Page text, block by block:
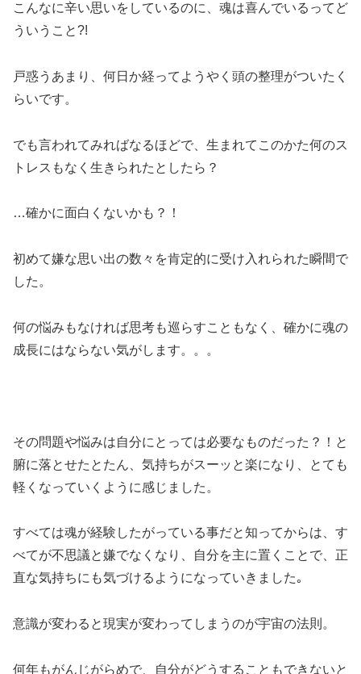
こんなに辛い思いをしているのに、魂は喜んでいるってど
ういうこと?!
戸惑うあまり、何日か経ってようやく頭の整理がついたく
らいです。
でも言われてみればなるほどで、生まれてこのかた何のス
トレスもなく生きられたとしたら？
…確かに面白くないかも？！
初めて嫌な思い出の数々を肯定的に受け入れられた瞬間で
した。
何の悩みもなければ思考も巡らすこともなく、確かに魂の
成長にはならない気がします。。。
その問題や悩みは自分にとっては必要なものだった？！と
腑に落とせたとたん、気持ちがスーッと楽になり、とても
軽くなっていくように感じました。
すべては魂が経験したがっている事だと知ってからは、す
べてが不思議と嫌でなくなり、自分を主に置くことで、正
直な気持ちにも気づけるようになっていきました｡
意識が変わると現実が変わってしまうのが宇宙の法則。
何年もがんじがらめで、自分がどうすることもできないと